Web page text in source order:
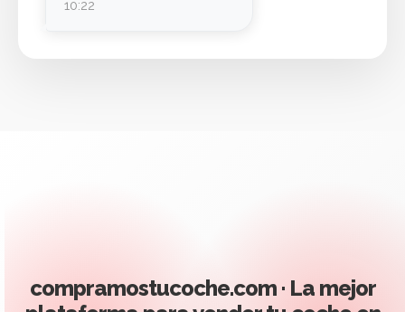
10:22
compramostucoche.com · La mejor